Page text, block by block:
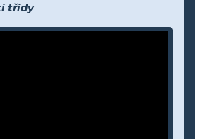
třídy